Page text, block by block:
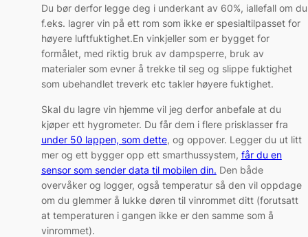
Du bør derfor legge deg i underkant av 60%, iallefall om du
f.eks. lagrer vin på ett rom som ikke er spesialtilpasset for
høyere luftfuktighet.En vinkjeller som er bygget for
formålet, med riktig bruk av dampsperre, bruk av
materialer som evner å trekke til seg og slippe fuktighet
som ubehandlet treverk etc takler høyere fuktighet.
Skal du lagre vin hjemme vil jeg derfor anbefale at du
kjøper ett hygrometer. Du får dem i flere prisklasser fra
under 50 lappen, som dette, og oppover. Legger du ut litt
mer og ett bygger opp ett smarthussystem, får du en
sensor som sender data til mobilen din. Den både
overvåker og logger, også temperatur så den vil oppdage
om du glemmer å lukke døren til vinrommet ditt (forutsatt
at temperaturen i gangen ikke er den samme som å
vinrommet).